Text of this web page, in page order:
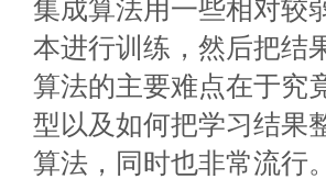
集成算法用一些相对较
本进行训练，然后把结
算法的主要难点在于究
型以及如何把学习结果
算法，同时也非常流行